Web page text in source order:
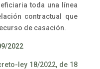
toda una línea
contractual que
de casación.
2022
ley 18/2022, de 18